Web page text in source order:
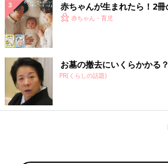
赤ちゃんが生まれたら！2冊
赤ちゃん・育児
お墓の撤去にいくらかかる
PR(くらしの話題)